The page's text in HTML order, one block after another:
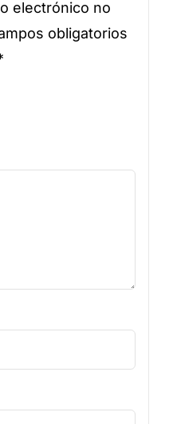
electrónico no
obligatorios